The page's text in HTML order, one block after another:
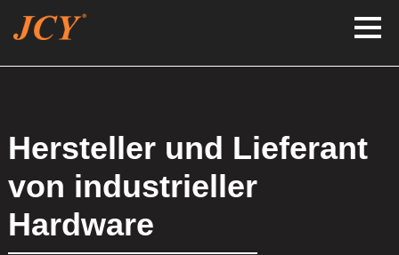
Hersteller und Lieferant
von industrieller
Hardware